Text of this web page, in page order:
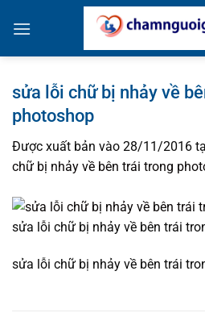
qua
sửa lỗi chữ bị nhảy về
photoshop
Được xuất bản vào 28/11/2016
chữ bị nhảy về bên trái trong
sửa lỗi chữ bị nhảy về bên trái
sửa lỗi chữ bị nhảy về bên trái